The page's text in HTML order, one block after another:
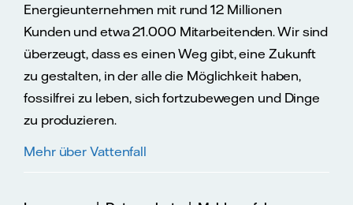
Energieunternehmen mit rund 12 Millionen
Kunden und etwa 21.000 Mitarbeitenden. Wir sind
überzeugt, dass es einen Weg gibt, eine Zukunft
zu gestalten, in der alle die Möglichkeit haben,
fossilfrei zu leben, sich fortzubewegen und Dinge
zu produzieren.
Mehr über Vattenfall